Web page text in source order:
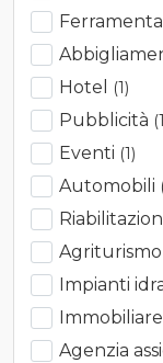
Ferramenta
Hotel (1)
Pubblicità
Eventi (1)
Automobili
Agriturismo
Impianti
Immobiliare
Agenzia